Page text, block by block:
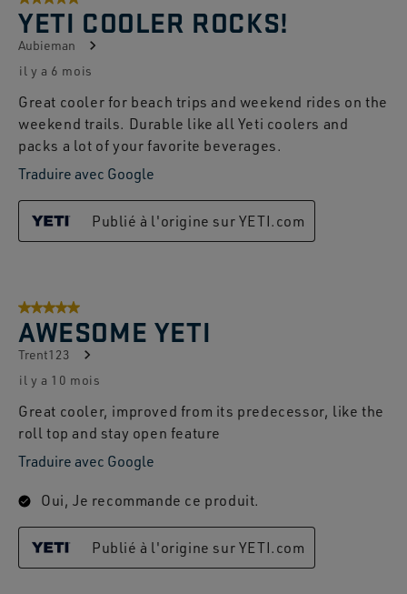
YETI COOLER ROCKS!
Aubieman
il y a 6 mois
Great cooler for beach trips and weekend rides on the
weekend trails. Durable like all Yeti coolers and
packs a lot of your favorite beverages.
Traduire avec Google
Publié à l'origine sur YETI.com
5 sur 5 étoiles.
AWESOME YETI
Trent123
il y a 10 mois
Great cooler, improved from its predecessor, like the
roll top and stay open feature
Traduire avec Google
Oui, Je recommande ce produit.
Publié à l'origine sur YETI.com